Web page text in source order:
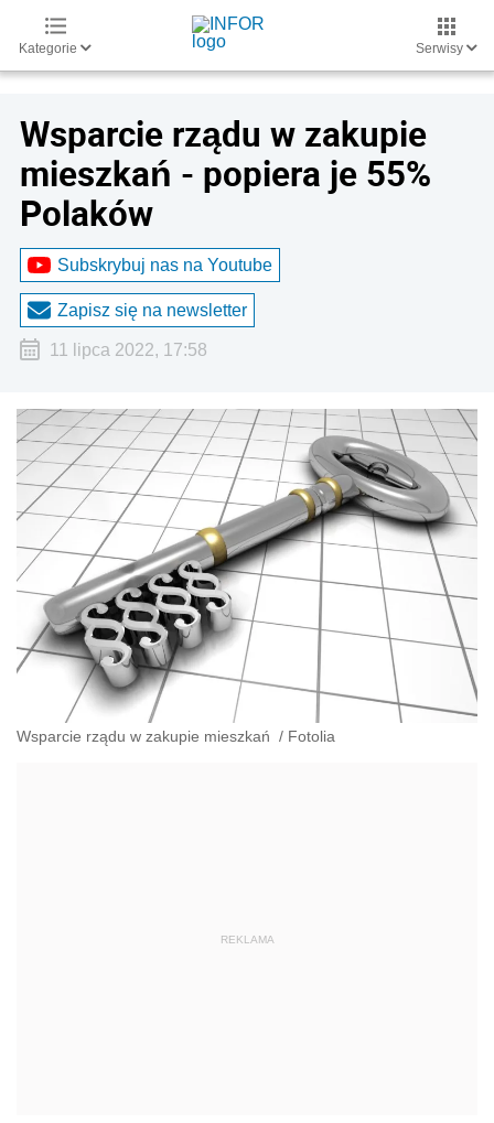
Kategorie Serwisy
Wsparcie rządu w zakupie
mieszkań - popiera je 55%
Polaków
Subskrybuj nas na Youtube
Zapisz się na newsletter
11 lipca 2022, 17:58
Wsparcie rządu w zakupie mieszkań / Fotolia